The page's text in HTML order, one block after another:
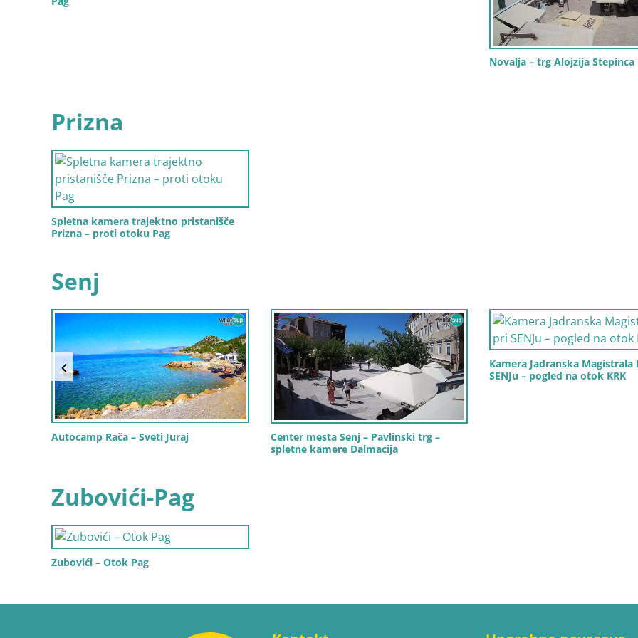
Novalja – trg Alojzija Stepinca
Prizna
Spletna kamera trajektno pristanišče
Prizna – proti otoku Pag
Senj
Autocamp Rača – Sveti Juraj
Center mesta Senj – Pavlinski trg –
spletne kamere Dalmacija
Kamera Jadranska Magistrala
SENJu – pogled na otok KRK
Zubovići-Pag
Zubovići – Otok Pag